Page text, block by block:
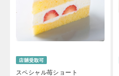
スペシャル苺ショート